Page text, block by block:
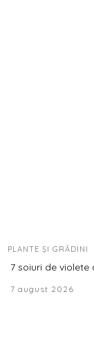
PLANTE ȘI GRĂDINI
7 soiuri de
7 august 2026